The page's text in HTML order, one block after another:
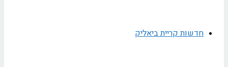
חדשות קריית ביאליק